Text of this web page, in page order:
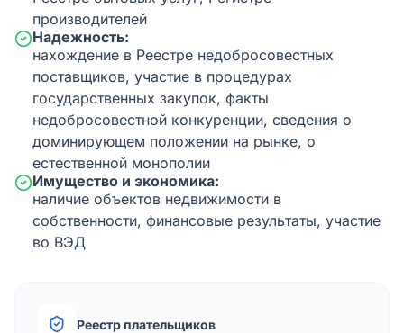
производителей
Надежность:
нахождение в Реестре недобросовестных
поставщиков, участие в процедурах
государственных закупок, факты
недобросовестной конкуренции, сведения о
доминирующем положении на рынке, о
естественной монополии
Имущество и экономика:
наличие объектов недвижимости в
собственности, финансовые результаты, участие
во ВЭД
Реестр плательщиков